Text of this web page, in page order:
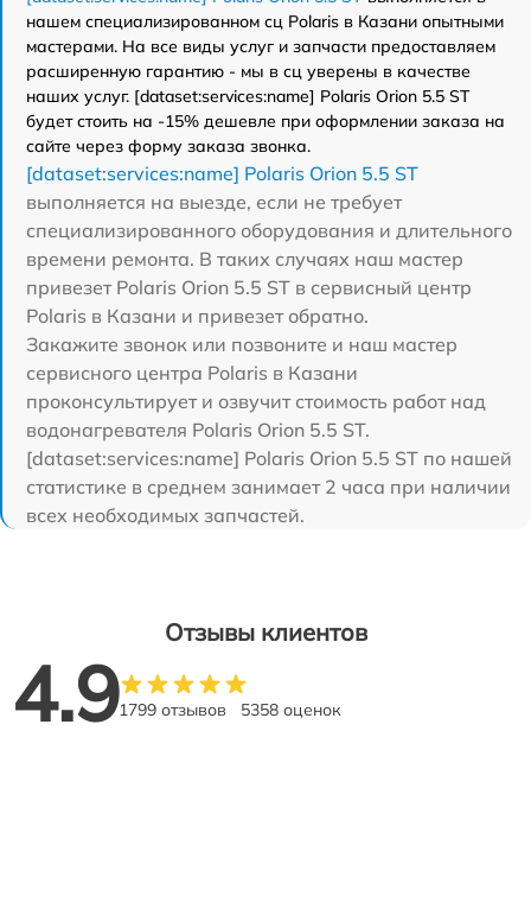
нашем специализированном сц Polaris в Казани опытными
мастерами. На все виды услуг и запчасти предоставляем
расширенную гарантию - мы в сц уверены в качестве
наших услуг. [dataset:services:name] Polaris Orion 5.5 ST
будет стоить на -15% дешевле при оформлении заказа на
сайте через форму заказа звонка.
[dataset:services:name] Polaris Orion 5.5 ST
выполняется на выезде, если не требует
специализированного оборудования и длительного
времени ремонта. В таких случаях наш мастер
привезет Polaris Orion 5.5 ST в сервисный центр
Polaris в Казани и привезет обратно.
Закажите звонок или позвоните и наш мастер
сервисного центра Polaris в Казани
проконсультирует и озвучит стоимость работ над
водонагревателя Polaris Orion 5.5 ST.
[dataset:services:name] Polaris Orion 5.5 ST по нашей
статистике в среднем занимает 2 часа при наличии
всех необходимых запчастей.
Отзывы клиентов
4.91799 отзывов 5358 оценок